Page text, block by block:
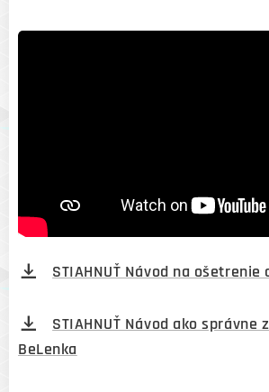
STIAHNUŤ Návod na ošetrenie
STIAHNUŤ Návod ako správne
BeLenka